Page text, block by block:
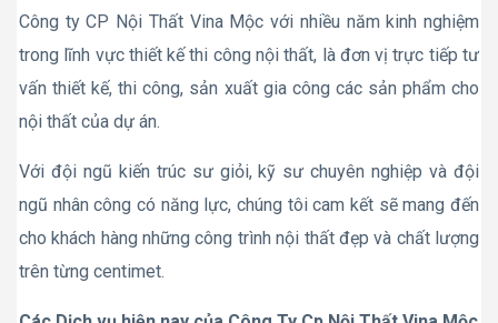
Công ty CP Nội Thất Vina Mộc với nhiều năm kinh nghiệm
trong lĩnh vực thiết kế thi công nội thất, là đơn vị trực tiếp tư
vấn thiết kế, thi công, sản xuất gia công các sản phẩm cho
nội thất của dự án.
Với đội ngũ kiến trúc sư giỏi, kỹ sư chuyên nghiệp và đội
ngũ nhân công có năng lực, chúng tôi cam kết sẽ mang đến
cho khách hàng những công trình nội thất đẹp và chất lượng
trên từng centimet.